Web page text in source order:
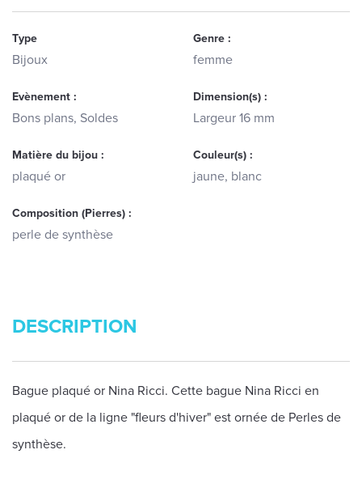
Type
Bijoux
Genre :
femme
Evènement :
Bons plans, Soldes
Dimension(s) :
Largeur 16 mm
Matière du bijou :
plaqué or
Couleur(s) :
jaune, blanc
Composition (Pierres) :
perle de synthèse
DESCRIPTION
Bague plaqué or Nina Ricci. Cette bague Nina Ricci en
plaqué or de la ligne "fleurs d'hiver" est ornée de Perles de
synthèse.